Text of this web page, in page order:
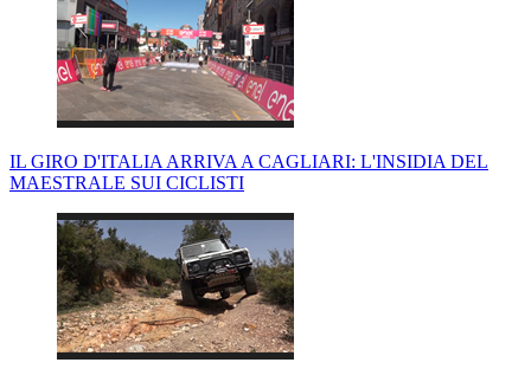
IL GIRO D'ITALIA ARRIVA A CAGLIARI: L'INSIDIA DEL
MAESTRALE SUI CICLISTI